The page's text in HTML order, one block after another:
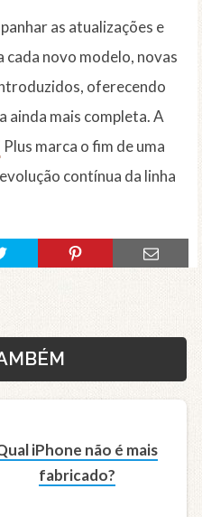
as atualizações e
cada novo modelo, novas
oferecendo
ainda mais completa. A
Plus marca o fim de uma
contínua da linha
iPhone não é mais
fabricado?